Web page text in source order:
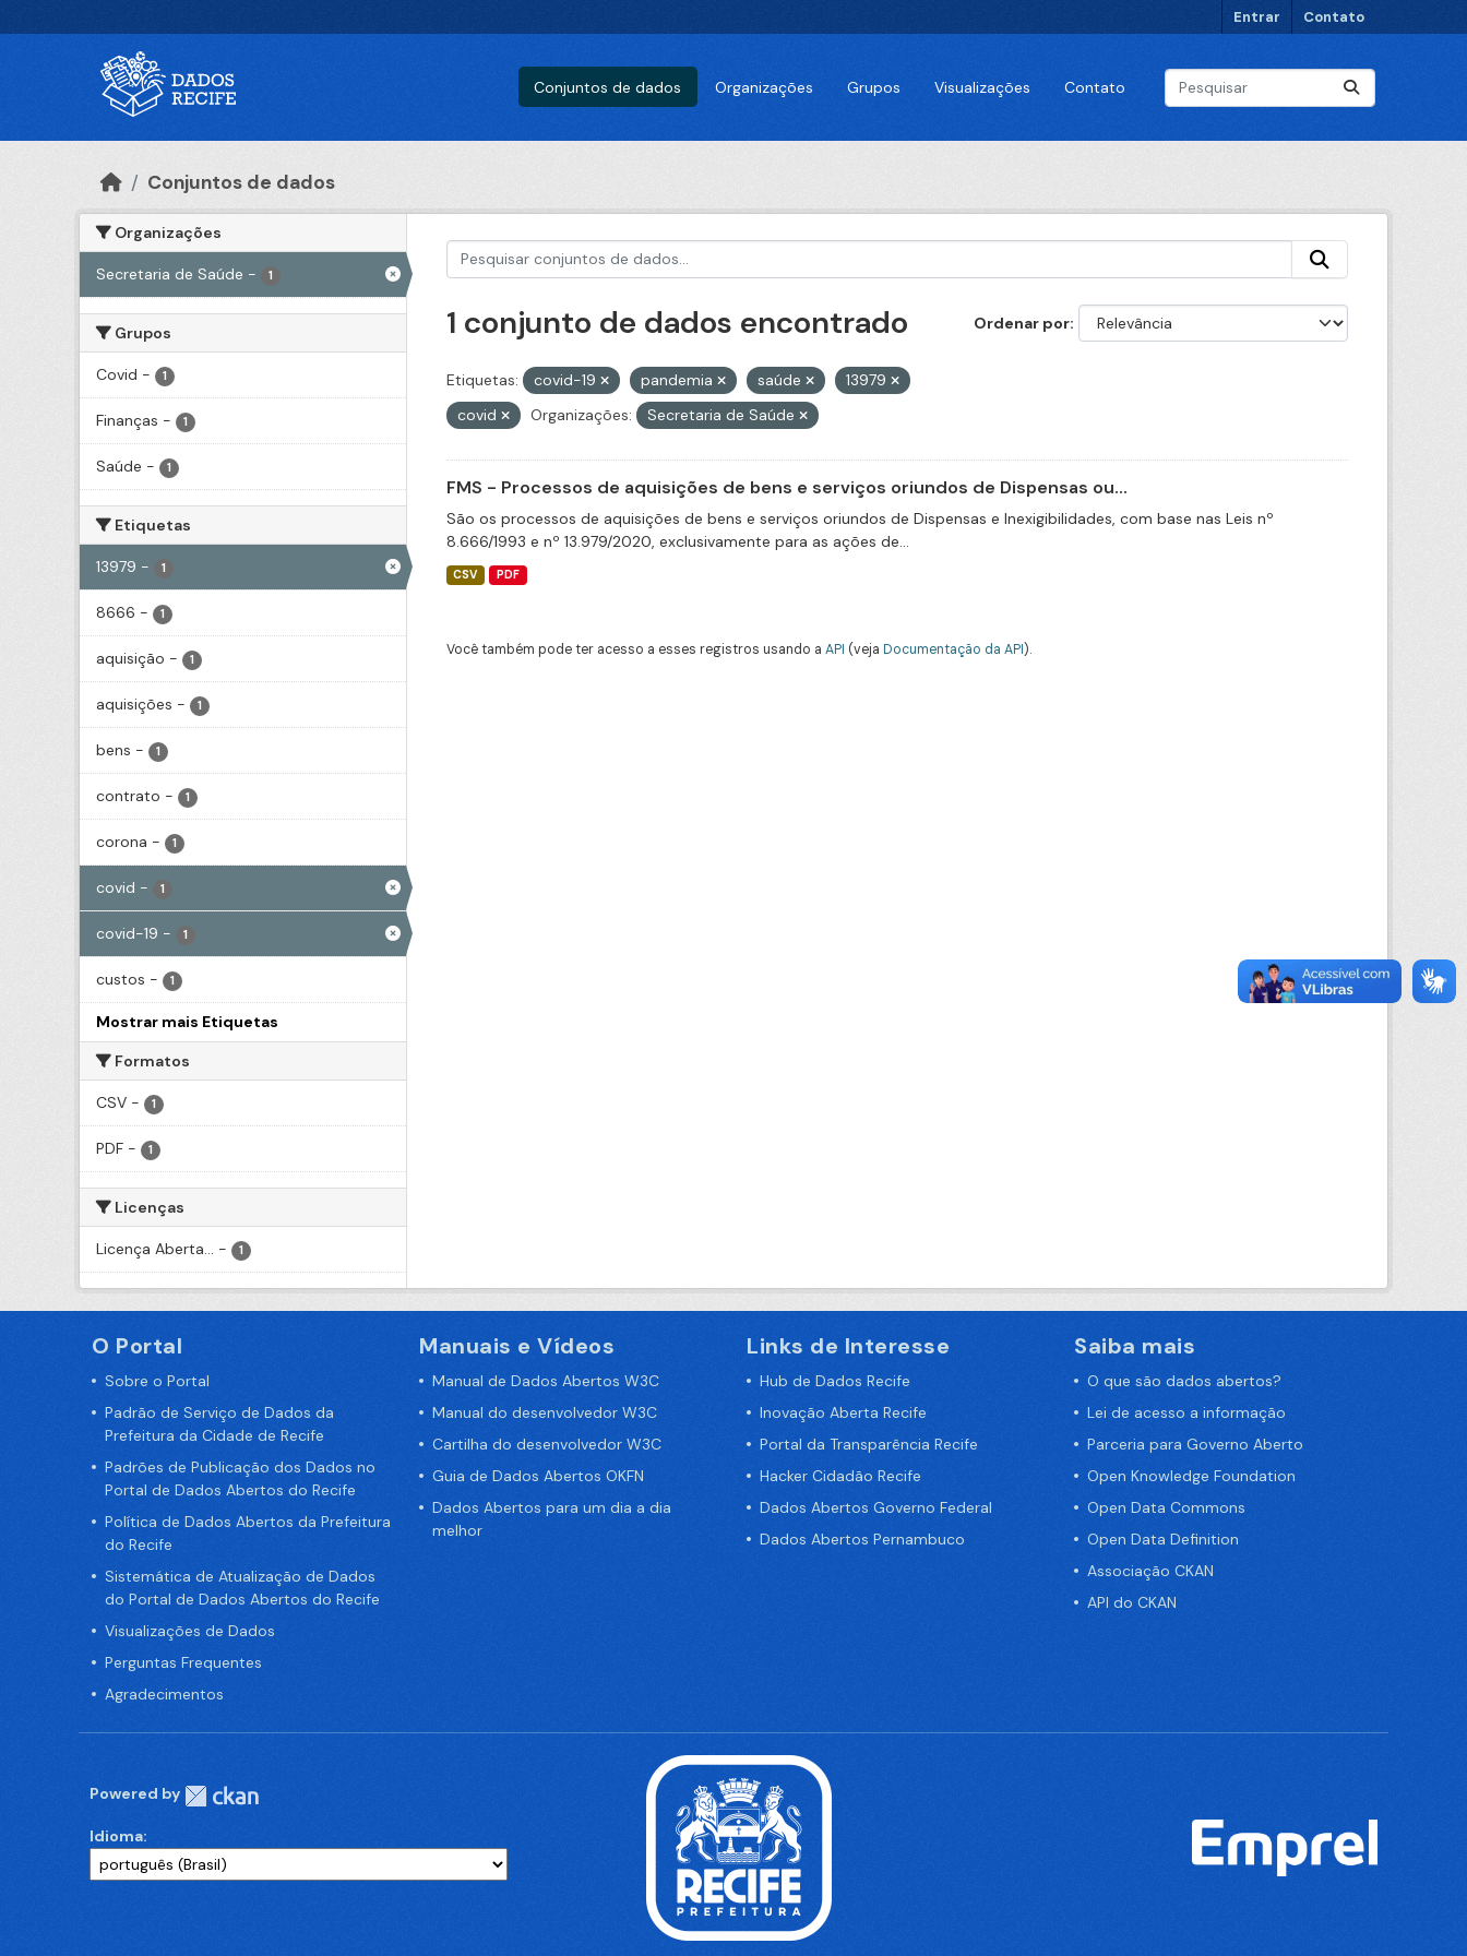
Entrar Contato
Conjuntos de dados Organizações Grupos Visualizações Contato
Conjuntos de dados
Organizações
Secretaria de Saúde - 1
Grupos
Covid - 1
Finanças - 1
Saúde - 1
Etiquetas
13979 - 1
8666 - 1
aquisição - 1
aquisições - 1
bens - 1
contrato - 1
corona - 1
covid - 1
covid-19 - 1
custos - 1
Mostrar mais Etiquetas
Formatos
CSV - 1
PDF - 1
Licenças
Licença Aberta... - 1
Ordenar por
1 conjunto de dados encontrado
Etiquetas: covid-19 pandemia saúde
13979
covid
Organizações: Secretaria de Saúde
FMS - Processos de aquisições de bens e serviços oriundos de Dispensas ou...
São os processos de aquisições de bens e serviços oriundos de Dispensas e Inexigibilidades, com base nas Leis nº
8.666/1993 e nº 13.979/2020, exclusivamente para as ações de...
CSV PDF
Você também pode ter acesso a esses registros usando a API (veja Documentação da API).
O Portal
Sobre o Portal
Padrão de Serviço de Dados da
Prefeitura da Cidade de Recife
Padrões de Publicação dos Dados no
Portal de Dados Abertos do Recife
Política de Dados Abertos da Prefeitura
do Recife
Sistemática de Atualização de Dados
do Portal de Dados Abertos do Recife
Visualizações de Dados
Perguntas Frequentes
Agradecimentos
Manuais e Vídeos
Manual de Dados Abertos W3C
Manual do desenvolvedor W3C
Cartilha do desenvolvedor W3C
Guia de Dados Abertos OKFN
Dados Abertos para um dia a dia
melhor
Links de Interesse
Hub de Dados Recife
Inovação Aberta Recife
Portal da Transparência Recife
Hacker Cidadão Recife
Dados Abertos Governo Federal
Dados Abertos Pernambuco
Saiba mais
O que são dados abertos?
Lei de acesso a informação
Parceria para Governo Aberto
Open Knowledge Foundation
Open Data Commons
Open Data Definition
Associação CKAN
API do CKAN
Powered by
Idioma